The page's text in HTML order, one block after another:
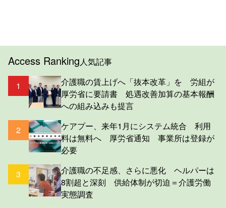
Access Ranking人気記事
1
介護職の賃上げへ「抜本改革」を 労組が
厚労省に要請書 処遇改善加算の基本報酬
への組み込みも提言
2
ケアプー、来年1月にシステム統合 利用
料は無料へ 厚労省通知 事業所は登録が
必要
3
介護職の不足感、さらに悪化 ヘルパーは
8割超と深刻 供給体制が切迫＝介護労働
実態調査